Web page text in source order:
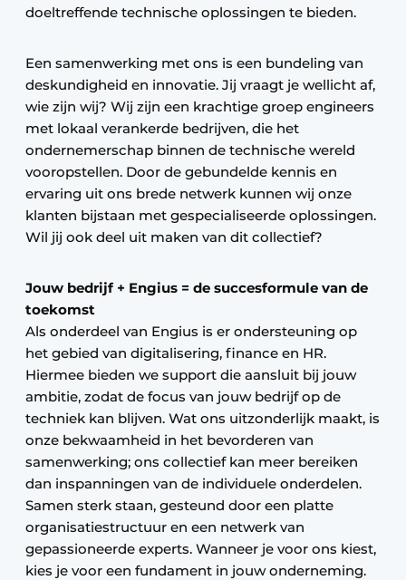
doeltreffende technische oplossingen te bieden.
Een samenwerking met ons is een bundeling van
deskundigheid en innovatie. Jij vraagt je wellicht af,
wie zijn wij? Wij zijn een krachtige groep engineers
met lokaal verankerde bedrijven, die het
ondernemerschap binnen de technische wereld
vooropstellen. Door de gebundelde kennis en
ervaring uit ons brede netwerk kunnen wij onze
klanten bijstaan met gespecialiseerde oplossingen.
Wil jij ook deel uit maken van dit collectief?
Jouw bedrijf + Engius = de succesformule van de
toekomst
Als onderdeel van Engius is er ondersteuning op
het gebied van digitalisering, finance en HR.
Hiermee bieden we support die aansluit bij jouw
ambitie, zodat de focus van jouw bedrijf op de
techniek kan blijven. Wat ons uitzonderlijk maakt, is
onze bekwaamheid in het bevorderen van
samenwerking; ons collectief kan meer bereiken
dan inspanningen van de individuele onderdelen.
Samen sterk staan, gesteund door een platte
organisatiestructuur en een netwerk van
gepassioneerde experts. Wanneer je voor ons kiest,
kies je voor een fundament in jouw onderneming.